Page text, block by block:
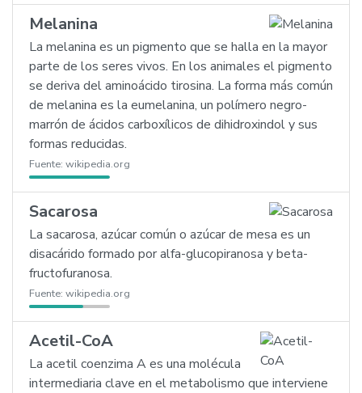
Melanina
La melanina es un pigmento que se halla en la mayor
parte de los seres vivos. En los animales el pigmento
se deriva del aminoácido tirosina. La forma más común
de melanina es la eumelanina, un polímero negro-
marrón de ácidos carboxílicos de dihidroxindol y sus
formas reducidas.
Fuente: wikipedia.org
Sacarosa
La sacarosa, azúcar común o azúcar de mesa es un
disacárido formado por alfa-glucopiranosa y beta-
fructofuranosa.
Fuente: wikipedia.org
Acetil-CoA
La acetil coenzima A es una molécula
intermediaria clave en el metabolismo que interviene